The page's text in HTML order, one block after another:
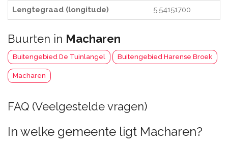
Lengtegraad (longitude) 5.54151700
Buurten in Macharen
Buitengebied De Tuinlangel Buitengebied Harense Broek
Macharen
FAQ (Veelgestelde vragen)
In welke gemeente ligt Macharen?